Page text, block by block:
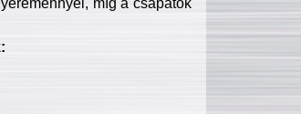
míg a csapatok